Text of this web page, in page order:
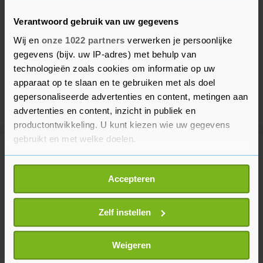
Verantwoord gebruik van uw gegevens
Wij en onze 1022 partners verwerken je persoonlijke
gegevens (bijv. uw IP-adres) met behulp van
technologieën zoals cookies om informatie op uw
apparaat op te slaan en te gebruiken met als doel
gepersonaliseerde advertenties en content, metingen aan
advertenties en content, inzicht in publiek en
productontwikkeling. U kunt kiezen wie uw gegevens
gebruikt en met welke doelen.
Als u het toestaat, willen we ook graag:
Informatie verzamelen over uw geografische
locatie, die tot een paar meter nauwkeurig kan zijn
Uw apparaat identificeren door het actief te
scannen op specifieke eigenschappen (fingerprinting)
Lees meer over hoe uw persoonlijke gegevens worden
verwerkt en stel uw voorkeuren in het
Accepteren
Zelf instellen
Weigeren
Meer uit Voetbal
Bosz zag 'slecht' PSV in
openingsduel tegen Fortuna
1 uur geleden